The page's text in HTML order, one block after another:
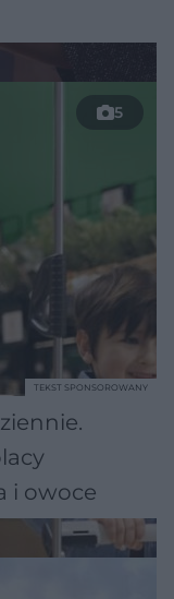
5
i owoce
TEKST SPONSOROWANY